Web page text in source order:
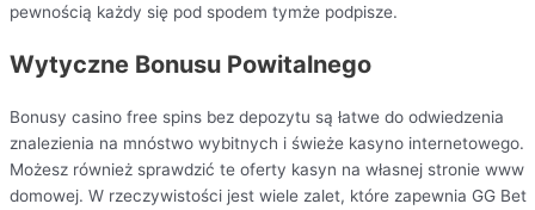
pewnością każdy się pod spodem tymże podpisze.
Wytyczne Bonusu Powitalnego
Bonusy casino free spins bez depozytu są łatwe do odwiedzenia
znalezienia na mnóstwo wybitnych i świeże kasyno internetowego.
Możesz również sprawdzić te oferty kasyn na własnej stronie www
domowej. W rzeczywistości jest wiele zalet, które zapewnia GG Bet